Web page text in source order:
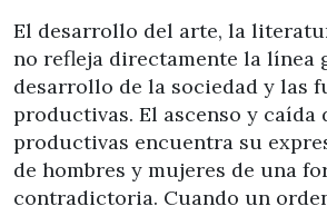
El desarrollo del arte, la
no refleja directamente la línea
desarrollo de la sociedad y las
productivas. El ascenso y caída
productivas encuentra su
de hombres y mujeres de una
contradictoria. Cuando un